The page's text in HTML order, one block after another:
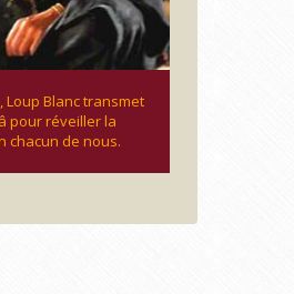
Loup Blanc transmet
pour réveiller la
chacun de nous.